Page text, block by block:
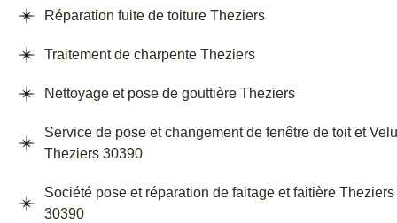
Réparation fuite de toiture Theziers
Traitement de charpente Theziers
Nettoyage et pose de gouttière Theziers
Service de pose et changement de fenêtre de toit et
Theziers 30390
Société pose et réparation de faitage et faitière Theziers
30390